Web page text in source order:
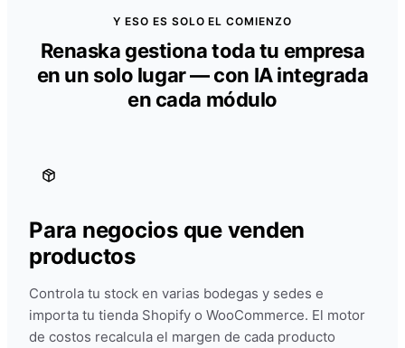
Y ESO ES SOLO EL COMIENZO
Renaska gestiona toda tu empresa
en un solo lugar — con IA integrada
en cada módulo
Para negocios que venden
productos
Controla tu stock en varias bodegas y sedes e
importa tu tienda Shopify o WooCommerce. El motor
de costos recalcula el margen de cada producto